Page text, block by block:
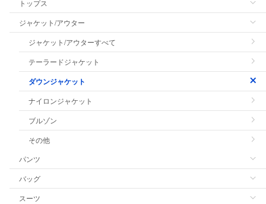
トップス
ジャケット/アウター
ジャケット/アウターすべて
テーラードジャケット
ダウンジャケット
ナイロンジャケット
ブルゾン
その他
パンツ
バッグ
スーツ